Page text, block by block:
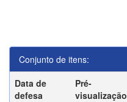
Conjunto de itens:
Data de
defesa
Pré-
visualização